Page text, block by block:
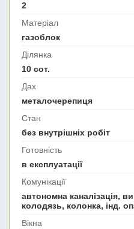
2
Матеріал
газоблок
Ділянка
10 сот.
Дах
металочерепиця
Стан
без внутрішніх робіт
Готовність
в експлуатації
Комунікації
автономна каналізація,
колодязь, колонка, інд.
Вікна